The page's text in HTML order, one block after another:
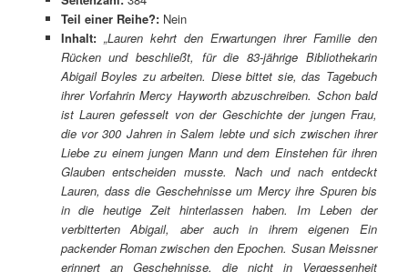
Teil einer Reihe?: Nein
Inhalt: „Lauren kehrt den Erwartungen ihrer Familie den
Rücken und beschließt, für die 83-jährige Bibliothekarin
Abigail Boyles zu arbeiten. Diese bittet sie, das Tagebuch
ihrer Vorfahrin Mercy Hayworth abzuschreiben. Schon bald
ist Lauren gefesselt von der Geschichte der jungen Frau,
die vor 300 Jahren in Salem lebte und sich zwischen ihrer
Liebe zu einem jungen Mann und dem Einstehen für ihren
Glauben entscheiden musste. Nach und nach entdeckt
Lauren, dass die Geschehnisse um Mercy ihre Spuren bis
in die heutige Zeit hinterlassen haben. Im Leben der
verbitterten Abigail, aber auch in ihrem eigenen Ein
packender Roman zwischen den Epochen. Susan Meissner
erinnert an Geschehnisse, die nicht in Vergessenheit